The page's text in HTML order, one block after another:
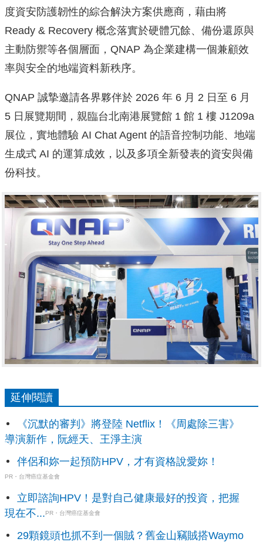
度資安防護韌性的綜合解決方案供應商，藉由將
Ready & Recovery 概念落實於硬體冗餘、備份還原與
主動防禦等各個層面，QNAP 為企業建構一個兼顧效
率與安全的地端資料新秩序。
QNAP 誠摯邀請各界夥伴於 2026 年 6 月 2 日至 6 月
5 日展覽期間，親臨台北南港展覽館 1 館 1 樓 J1209a
展位，實地體驗 AI Chat Agent 的語音控制功能、地端
生成式 AI 的運算成效，以及多項全新發表的資安與備
份科技。
延伸閱讀
《沉默的審判》將登陸 Netflix！《周處除三害》
導演新作，阮經天、王淨主演
伴侶和妳一起預防HPV，才有資格說愛妳！
PR・台灣癌症基金會
立即諮詢HPV！是對自己健康最好的投資，把握
現在不...PR・台灣癌症基金會
29顆鏡頭也抓不到一個賊？舊金山竊賊搭Waymo